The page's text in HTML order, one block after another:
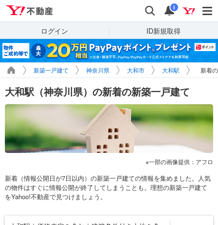
検索 通知
i
ログイン ID新規取得
新築一戸建て 神奈川県 大和市 大和駅 新着
大和駅（神奈川県）の新着の新築一戸建て
一部の画像提供：アフロ
新着（情報公開日が7日以内）の新築一戸建ての情報を集めました。人気
の物件はすぐに情報公開が終了してしまうことも。理想の新築一戸建て
をYahoo!不動産で見つけましょう。